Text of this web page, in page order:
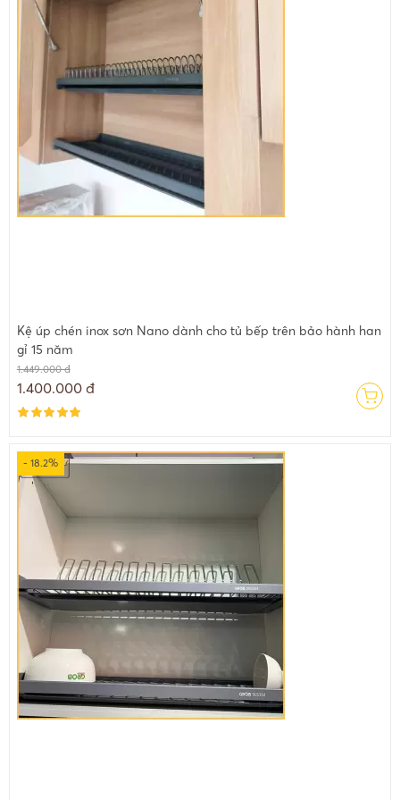
Kệ úp chén inox sơn Nano dành cho tủ bếp trên bảo hành han
gỉ 15 năm
1.449.000 đ
1.400.000 đ
- 18.2%